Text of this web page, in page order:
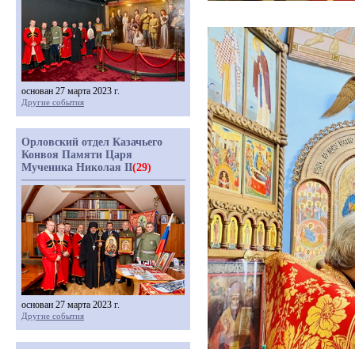
основан 27 марта 2023 г.
Другие события
Орловский отдел Казачьего
Конвоя Памяти Царя
Мученика Николая II(29)
основан 27 марта 2023 г.
Другие события